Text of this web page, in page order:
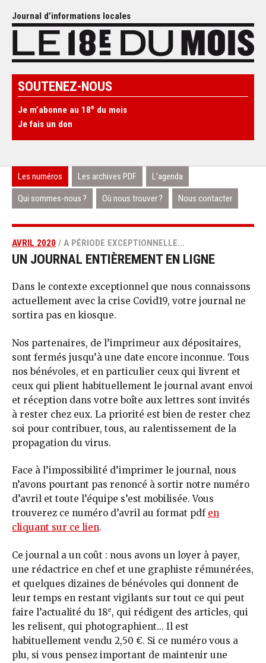
Journal d’informations locales
SOUTENEZ-NOUS
Je m’abonne au 18e du mois
Je fais un don
Les numéros Les archives PDF L’agenda
Qui sommes-nous ? Où nous trouver ? Nous contacter
AVRIL 2020 / A PÉRIODE EXCEPTIONNELLE...
UN JOURNAL ENTIÈREMENT EN LIGNE
Dans le contexte exceptionnel que nous connaissons
actuellement avec la crise Covid19, votre journal ne
sortira pas en kiosque.
Nos partenaires, de l’imprimeur aux dépositaires,
sont fermés jusqu’à une date encore inconnue. Tous
nos bénévoles, et en particulier ceux qui livrent et
ceux qui plient habituellement le journal avant envoi
et réception dans votre boîte aux lettres sont invités
à rester chez eux. La priorité est bien de rester chez
soi pour contribuer, tous, au ralentissement de la
propagation du virus.
Face à l’impossibilité d’imprimer le journal, nous
n’avons pourtant pas renoncé à sortir notre numéro
d’avril et toute l’équipe s’est mobilisée. Vous
trouverez ce numéro d’avril au format pdf en
cliquant sur ce lien.
Ce journal a un coût : nous avons un loyer à payer,
une rédactrice en chef et une graphiste rémunérées,
et quelques dizaines de bénévoles qui donnent de
leur temps en restant vigilants sur tout ce qui peut
faire l’actualité du 18e, qui rédigent des articles, qui
les relisent, qui photographient... Il est
habituellement vendu 2,50 €. Si ce numéro vous a
plu, si vous pensez important de maintenir une